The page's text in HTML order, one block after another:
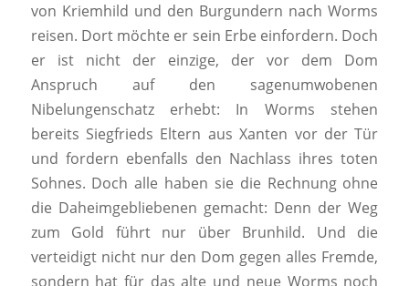
von Kriemhild und den Burgundern nach Worms
reisen. Dort möchte er sein Erbe einfordern. Doch
er ist nicht der einzige, der vor dem Dom
Anspruch auf den sagenumwobenen
Nibelungenschatz erhebt: In Worms stehen
bereits Siegfrieds Eltern aus Xanten vor der Tür
und fordern ebenfalls den Nachlass ihres toten
Sohnes. Doch alle haben sie die Rechnung ohne
die Daheimgebliebenen gemacht: Denn der Weg
zum Gold führt nur über Brunhild. Und die
verteidigt nicht nur den Dom gegen alles Fremde,
sondern hat für das alte und neue Worms noch